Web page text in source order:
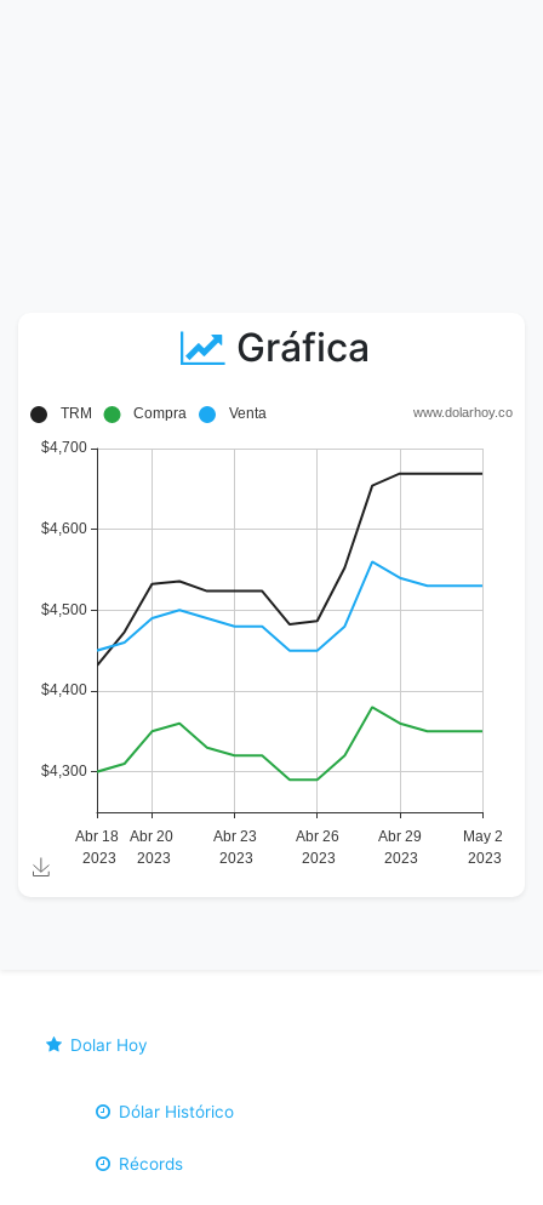
Gráfica
Dolar Hoy
Dólar Histórico
Récords